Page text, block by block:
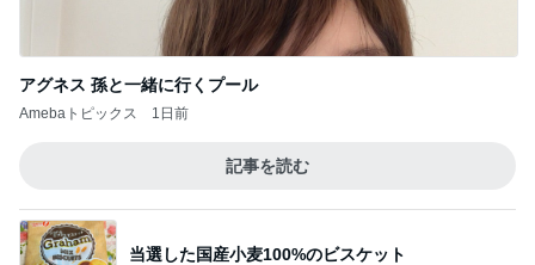
アグネス 孫と一緒に行くプール
Amebaトピックス 1日前
記事を読む
当選した国産小麦100%のビスケット